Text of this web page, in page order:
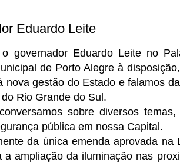
Eduardo Leite
governador Eduardo Leite no
de Porto Alegre à
nova gestão do Estado e falamos
Rio Grande do Sul.
sobre diversos
pública em nossa Capital.
da única emenda aprovada
a ampliação da iluminação nas